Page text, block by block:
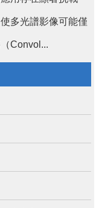
多光譜影像可能僅
Convol...